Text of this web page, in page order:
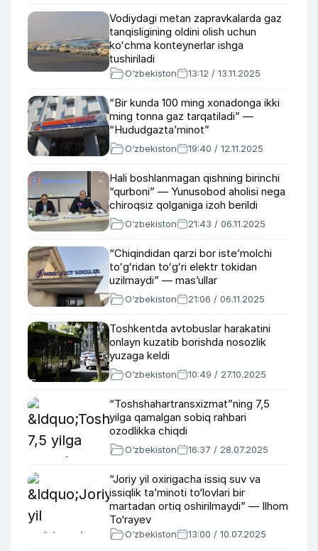
Vodiydagi metan zapravkalarda gaz
tanqisligining oldini olish uchun
koʻchma konteynerlar ishga
tushiriladi
O‘zbekiston 13:12 / 13.11.2025
“Bir kunda 100 ming xonadonga ikki
ming tonna gaz tarqatiladi” —
“Hududgaztaʼminot”
O‘zbekiston 19:40 / 12.11.2025
Hali boshlanmagan qishning birinchi
“qurboni” — Yunusobod aholisi nega
chiroqsiz qolganiga izoh berildi
O‘zbekiston 21:43 / 06.11.2025
“Chiqindidan qarzi bor isteʼmolchi
toʻgʻridan toʻgʻri elektr tokidan
uzilmaydi” — masʼullar
O‘zbekiston 21:06 / 06.11.2025
Toshkentda avtobuslar harakatini
onlayn kuzatib borishda nosozlik
yuzaga keldi
O‘zbekiston 10:49 / 27.10.2025
“Toshshahartransxizmat”ning 7,5
yilga qamalgan sobiq rahbari
ozodlikka chiqdi
O‘zbekiston 16:37 / 28.07.2025
“Joriy yil oxirigacha issiq suv va
issiqlik taʼminoti to‘lovlari bir
martadan ortiq oshirilmaydi” — Ilhom
To‘rayev
O‘zbekiston 13:00 / 10.07.2025